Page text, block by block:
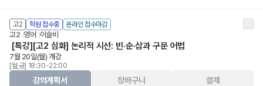
고2 학원 접수중 온라인 접수마감
고2 영어 이슬비
[특강][고2 심화] 논리적 시선: 빈·순·삽과 구문 어법
7월 20일(월) 개강
[월,금] 18:30-22:00
강의계획서 장바구니 결제